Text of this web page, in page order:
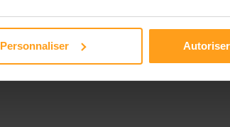
Personnaliser